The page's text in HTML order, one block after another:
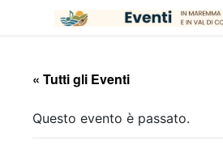
« Tutti gli Eventi
Questo evento è passato.